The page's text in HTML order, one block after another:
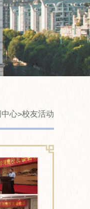
中心>校友活动